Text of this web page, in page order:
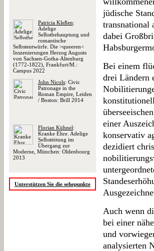
Patricia Kleßen:
Adelige
Selbstbehauptung und
romantische
Selbstentwürfe. Die >queeren<
Inszenierungen Herzog Augusts
von Sachsen-Gotha-Altenburg
(1772-1822), Frankfurt/M.:
Campus 2022
John Nicols: Civic
Patronage in the
Roman Empire, Leiden
/ Boston: Brill 2014
Florian Kühnel:
Kranke Ehre. Adelige
Selbsttötung im
Übergang zur
Moderne, München: Oldenbourg
2013
Unterstützen Sie die sehepunkte
jüdische
transnational
dabei
Bei einem
drei Ländern
einer
konservativ
dezidiert
Auch wenn
bei einer
und
analysierten